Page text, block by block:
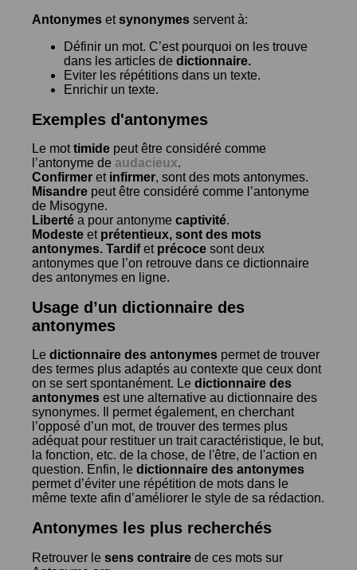
Antonymes etsynonymes servent à:
Définir un mot. C’est pourquoi on les trouve
dans les articles de dictionnaire.
Eviter les répétitions dans un texte.
Enrichir un texte.
Exemples d'antonymes
Le mottimide peut être considéré comme
l’antonyme de audacieux.
Confirmer et infirmer, sont des mots antonymes.
Misandre peut être considéré comme l’antonyme
de Misogyne.
Liberté a pour antonyme captivité.
Modeste et prétentieux, sont des mots
antonymes. Tardifet précoce sont deux
antonymes que l’on retrouve dans ce dictionnaire
des antonymes en ligne.
Usage d’un dictionnaire des
antonymes
Le dictionnaire des antonymes permet de trouver
des termes plus adaptés au contexte que ceux dont
on se sert spontanément. Le dictionnaire des
antonymes est une alternative au dictionnaire des
synonymes. Il permet également, en cherchant
l’opposé d’un mot, de trouver des termes plus
adéquat pour restituer un trait caractéristique, le but,
la fonction, etc. de la chose, de l'être, de l'action en
question. Enfin, le dictionnaire des antonymes
permet d’éviter une répétition de mots dans le
même texte afin d’améliorer le style de sa rédaction.
Antonymes les plus recherchés
Retrouver le sens contraire de ces mots sur